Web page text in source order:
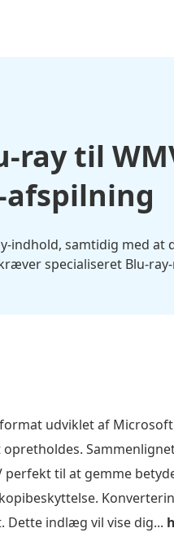
ray til
afspilning
samtidig med at
specialiseret Blu-
udviklet af
til at gemme
indlæg vil vise dig...